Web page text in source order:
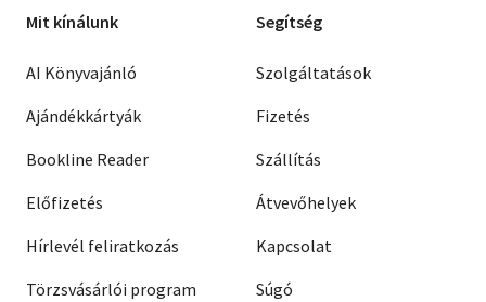
Mit kínálunk
AI Könyvajánló
Ajándékkártyák
Bookline Reader
Előfizetés
Hírlevél feliratkozás
Törzsvásárlói program
Segítség
Szolgáltatások
Fizetés
Szállítás
Átvevőhelyek
Kapcsolat
Súgó